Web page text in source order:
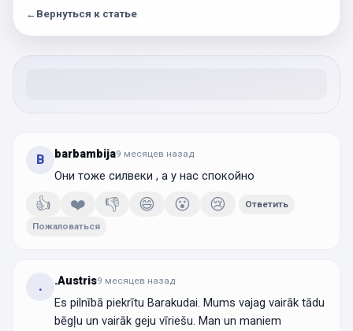
← Вернуться к статье
B barbambija9 месяцев назад
Они тоже силвеки , а у нас спокойно
👍 ❤️ 👎 😄 😮 😢 Ответить
Пожаловаться
. .Austris9 месяцев назад
Es pilnībā piekrītu Barakudai. Mums vajag vairāk tādu
bēgļu un vairāk geju vīriešu. Man un maniem